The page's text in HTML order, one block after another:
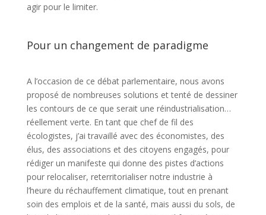
agir pour le limiter.
Pour un changement de paradigme
A l’occasion de ce débat parlementaire, nous avons
proposé de nombreuses solutions et tenté de dessiner
les contours de ce que serait une réindustrialisation…
réellement verte. En tant que chef de fil des
écologistes, j’ai travaillé avec des économistes, des
élus, des associations et des citoyens engagés, pour
rédiger un manifeste qui donne des pistes d’actions
pour relocaliser, reterritorialiser notre industrie à
l’heure du réchauffement climatique, tout en prenant
soin des emplois et de la santé, mais aussi du sols, de